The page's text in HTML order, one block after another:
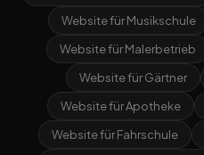
Website für Musikschule
Website für Malerbetrieb
Website für Gärtner
Website für Apotheke
Website für Fahrschule